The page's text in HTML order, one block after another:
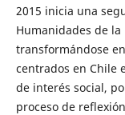
2015 inicia una
Humanidades de
transformándose
centrados en Chile
de interés social,
proceso de